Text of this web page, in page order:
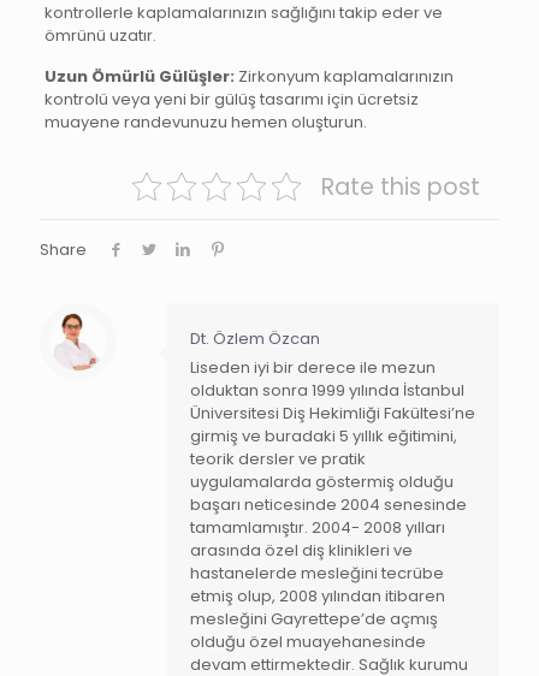
kontrollerle kaplamalarınızın sağlığını takip eder ve
ömrünü uzatır.
Uzun Ömürlü Gülüşler: Zirkonyum kaplamalarınızın
kontrolü veya yeni bir gülüş tasarımı için ücretsiz
muayene randevunuzu hemen oluşturun.
Rate this post
Share
Dt. Özlem Özcan
Liseden iyi bir derece ile mezun
olduktan sonra 1999 yılında İstanbul
Üniversitesi Diş Hekimliği Fakültesi’ne
girmiş ve buradaki 5 yıllık eğitimini,
teorik dersler ve pratik
uygulamalarda göstermiş olduğu
başarı neticesinde 2004 senesinde
tamamlamıştır. 2004- 2008 yılları
arasında özel diş klinikleri ve
hastanelerde mesleğini tecrübe
etmiş olup, 2008 yılından itibaren
mesleğini Gayrettepe’de açmış
olduğu özel muayehanesinde
devam ettirmektedir. Sağlık kurumu